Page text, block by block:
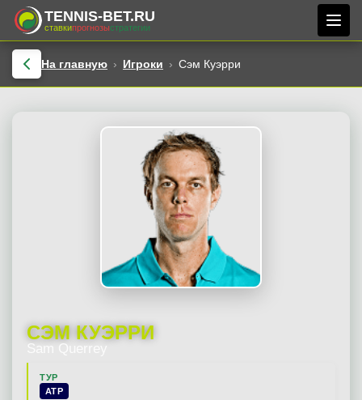
TENNIS-BET.RU
ставкипрогнозыстратегии
На главную Игроки Сэм Куэрри
СЭМ КУЭРРИ
Sam Querrey
ТУР
ATP